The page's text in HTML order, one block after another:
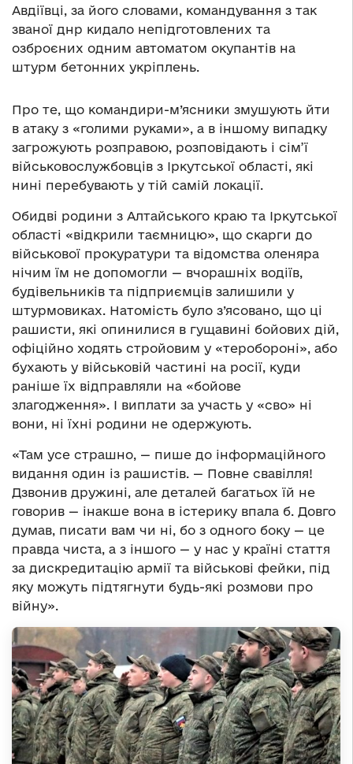
Авдіївці, за його словами, командування з так
званої днр кидало непідготовлених та
озброєних одним автоматом окупантів на
штурм бетонних укріплень.
Про те, що командири-м’ясники змушують йти
в атаку з «голими руками», а в іншому випадку
загрожують розправою, розповідають і сім’ї
військовослужбовців з Іркутської області, які
нині перебувають у тій самій локації.
Обидві родини з Алтайського краю та Іркутської
області «відкрили таємницю», що скарги до
військової прокуратури та відомства оленяра
нічим їм не допомогли — вчорашніх водіїв,
будівельників та підприємців залишили у
штурмовиках. Натомість було з’ясовано, що ці
рашисти, які опинилися в гущавині бойових дій,
офіційно ходять стройовим у «теробороні», або
бухають у військовій частині на росії, куди
раніше їх відправляли на «бойове
злагодження». І виплати за участь у «сво» ні
вони, ні їхні родини не одержують.
«Там усе страшно, — пише до інформаційного
видання один із рашистів. — Повне свавілля!
Дзвонив дружині, але деталей багатьох їй не
говорив — інакше вона в істерику впала б. Довго
думав, писати вам чи ні, бо з одного боку — це
правда чиста, а з іншого — у нас у країні стаття
за дискредитацію армії та військові фейки, під
яку можуть підтягнути будь-які розмови про
війну».